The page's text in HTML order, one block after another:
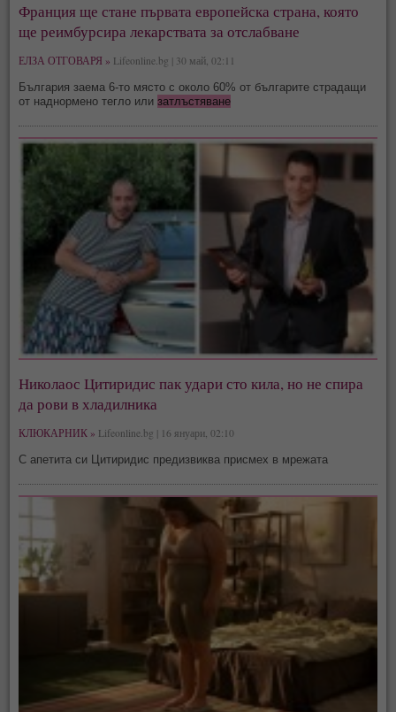
Франция ще стане първата европейска страна, която
ще реимбурсира лекарствата за отслабване
ЕЛЗА ОТГОВАРЯ » Lifeonline.bg | 30 май, 02:11
България заема 6-то място с около 60% от българите страдащи
от наднормено тегло илизатлъстяване
Николаос Цитиридис пак удари сто кила, но не спира
да рови в хладилника
КЛЮКАРНИК » Lifeonline.bg | 16 януари, 02:10
С апетита си Цитиридис предизвиква присмех в мрежата